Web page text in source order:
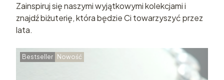
Zainspiruj się naszymi wyjątkowymi kolekcjami i
znajdź biżuterię, która będzie Ci towarzyszyć przez
lata.
Bestseller Nowość